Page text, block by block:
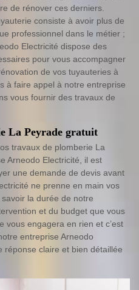
de rénover ces derniers.
consiste à avoir plus de
professionnel dans le métier ;
Electricité dispose des
pour vous accompagner
de vos tuyauteries à
à faire appel à notre entreprise
vous fournir des travaux de
La Peyrade gratuit
travaux de plomberie La
Arneodo Electricité, il est
une demande de devis avant
ne prenne en main vos
la durée de notre
et du budget que vous
vous engagera en rien et c’est
entreprise Arneodo
réponse claire et bien détaillée